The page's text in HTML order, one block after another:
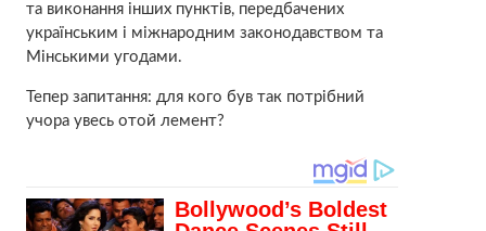
та виконання інших пунктів, передбачених
українським і міжнародним законодавством та
Мінськими угодами.
Тепер запитання: для кого був так потрібний
учора увесь отой лемент?